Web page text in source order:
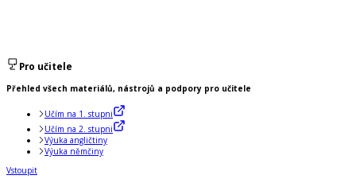
Pro učitele
Přehled všech materiálů, nástrojů a podpory pro učitele
Učím na 1. stupni
Učím na 2. stupni
Výuka angličtiny
Výuka němčiny
Vstoupit